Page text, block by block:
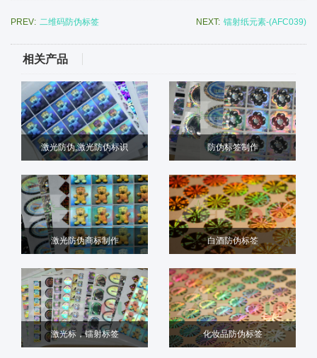
PREV: 二维码防伪标签 NEXT: 镭射纸元素-(AFC039)
相关产品
激光防伪,激光防伪标识 防伪标签制作
激光防伪商标制作 白酒防伪标签
激光标，镭射标签 化妆品防伪标签